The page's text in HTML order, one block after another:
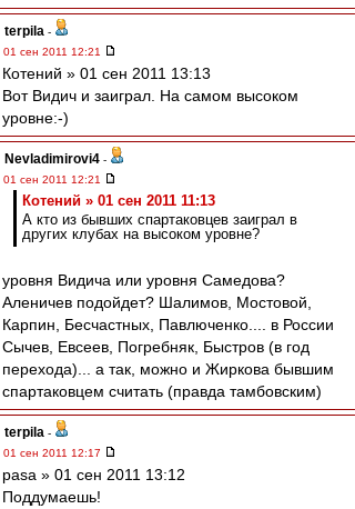
terpila -
01 сен 2011 12:21
Котений » 01 сен 2011 13:13
Вот Видич и заиграл. На самом высоком
уровне:-)
Nevladimirovi4 -
01 сен 2011 12:21
Котений » 01 сен 2011 11:13
А кто из бывших спартаковцев заиграл в
других клубах на высоком уровне?
уровня Видича или уровня Самедова?
Аленичев подойдет? Шалимов, Мостовой,
Карпин, Бесчастных, Павлюченко.... в России
Сычев, Евсеев, Погребняк, Быстров (в год
перехода)... а так, можно и Жиркова бывшим
спартаковцем считать (правда тамбовским)
terpila -
01 сен 2011 12:17
pasa » 01 сен 2011 13:12
Поддумаешь!